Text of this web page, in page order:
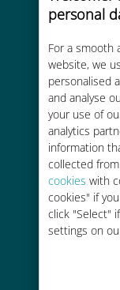
personal
For a smooth
website, we
personalised
and analyse
your use of
analytics
information
collected
cookies with
cookies" if
click "Select"
settings on
기존